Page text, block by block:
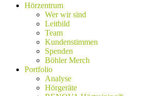
Hörzentrum
Wer wir sind
Leitbild
Team
Kundenstimmen
Spenden
Böhler Merch
Portfolio
Analyse
Hörgeräte